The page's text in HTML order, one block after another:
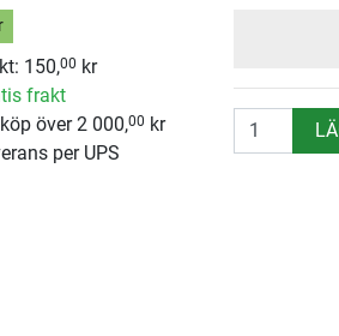
150,00 kr
frakt
över 2 000,00 kr
per UPS
antal